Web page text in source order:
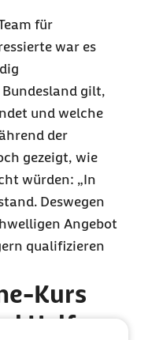
für
war es
gilt,
und welche
der
gezeigt, wie
würden: „In
Deswegen
Angebot
qualifizieren
Kurs
Helfer